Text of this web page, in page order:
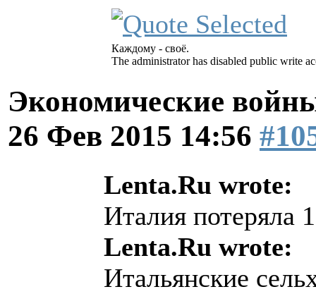
Каждому - своё.
The administrator has disabled public write
Экономические
26 Фев 2015 14:56
Lenta.Ru wrote:
Италия потеряла
Lenta.Ru wrote:
Итальянские